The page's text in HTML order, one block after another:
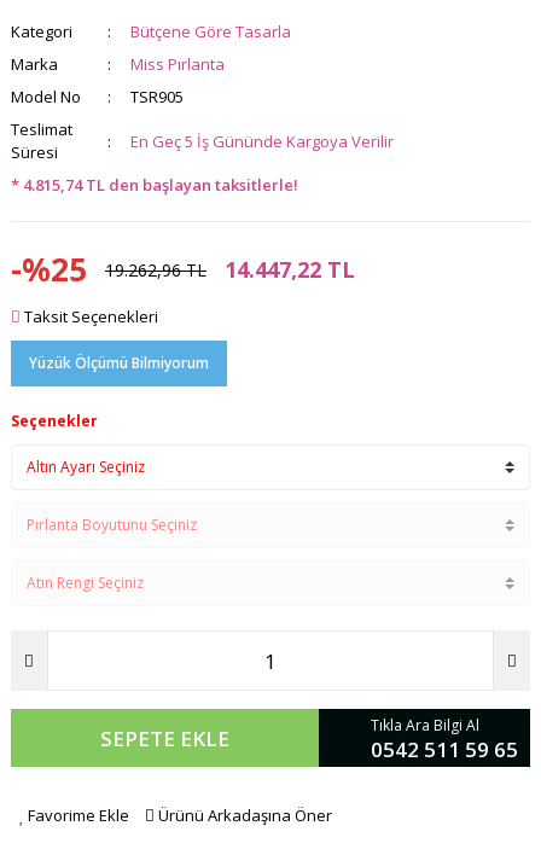
Kategori
Bütçene Göre Tasarla
Marka
Miss Pırlanta
Model No
TSR905
Teslimat
Süresi
En Geç 5 İş Gününde Kargoya Verilir
* 4.815,74 TL den başlayan taksitlerle!
-%25 19.262,96 TL 14.447,22 TL
Taksit Seçenekleri
Yüzük Ölçümü Bilmiyorum
Seçenekler
SEPETE EKLE Tıkla Ara Bilgi Al
0542 511 59 65
Favorime Ekle Ürünü Arkadaşına Öner